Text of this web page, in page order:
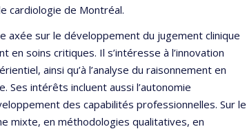
cardiologie de Montréal.
sur le développement du jugement clinique
soins critiques. Il s’intéresse à l’innovation
ainsi qu’à l’analyse du raisonnement en
Ses intérêts incluent aussi l’autonomie
des capabilités professionnelles. Sur le
mixte, en méthodologies qualitatives, en